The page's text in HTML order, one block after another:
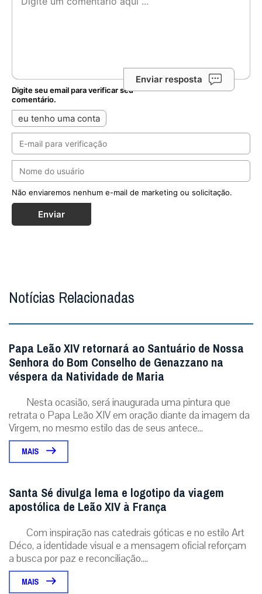
Enviar resposta
Digite seu email para verificar seu
comentário.
eu tenho uma conta
Não enviaremos nenhum e-mail de marketing ou solicitação.
Enviar
Notícias Relacionadas
Papa Leão XIV retornará ao Santuário de Nossa
Senhora do Bom Conselho de Genazzano na
véspera da Natividade de Maria
Nesta ocasião, será inaugurada uma pintura que
retrata o Papa Leão XIV em oração diante da imagem da
Virgem, no mesmo estilo das de seus antece...
MAIS
Santa Sé divulga lema e logotipo da viagem
apostólica de Leão XIV à França
Com inspiração nas catedrais góticas e no estilo Art
Déco, a identidade visual e a mensagem oficial reforçam
a busca por paz e reconciliação....
MAIS